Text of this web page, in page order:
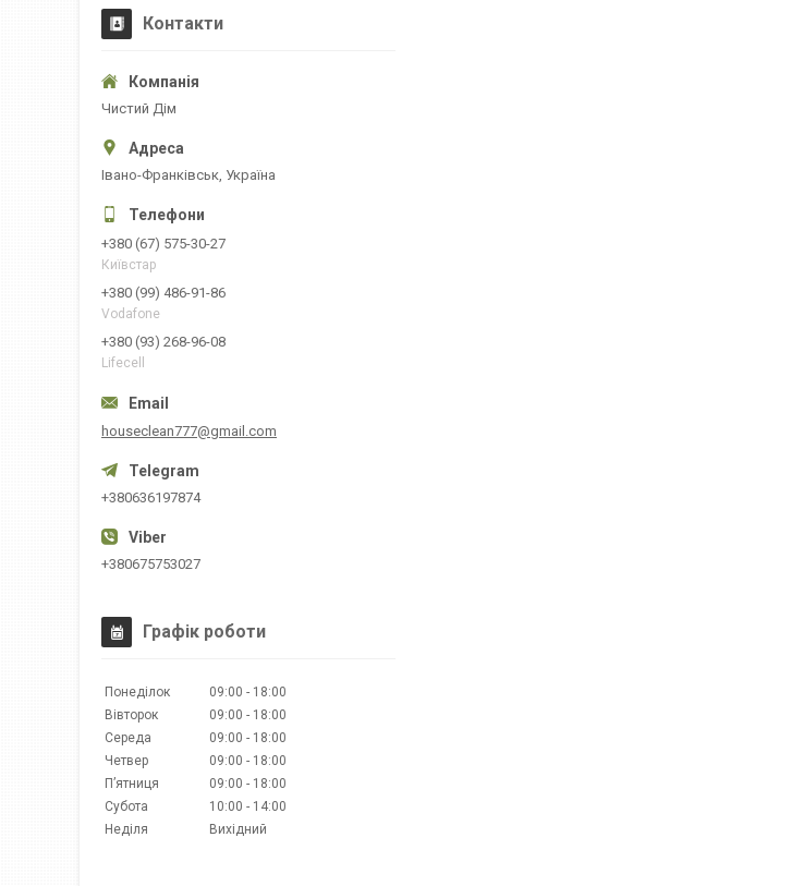
Контакти
Чистий Дім
Івано-Франківськ, Україна
+380 (67) 575-30-27
Київстар
+380 (99) 486-91-86
Vodafone
+380 (93) 268-96-08
Lifecell
houseclean777@gmail.com
+380636197874
+380675753027
Графік роботи
Понеділок 09:00
18:00
Вівторок
09:00
18:00
Середа
09:00
18:00
Четвер
09:00
18:00
Пʼятниця
09:00
18:00
Субота
10:00
14:00
Неділя
Вихідний